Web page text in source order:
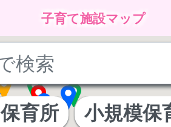
子育て施設マップ
保育所 小規模保